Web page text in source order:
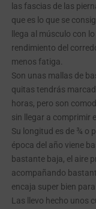
las fascias de las
que es lo que se
llega al músculo con
rendimiento del
menos fatiga.
Son unas mallas de
quitas tendrás
horas, pero son
sin llegar a comprimir
Su longitud es de ¾ o
época del año viene
bastante baja, el aire
acompañando
encaja super bien
Las llevo hecho unos